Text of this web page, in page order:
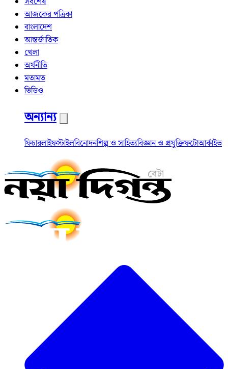
আজকের পত্রিকা
বাংলাদেশ
আন্তর্জাতিক
খেলা
অর্থনীতি
মতামত
ভিডিও
অন্যান্য
ফিচারলাইফস্টাইলবিনোদনশিল্প ও সাহিত্যবিজ্ঞান ও প্রযুক্তিফটোআর্কাইভ